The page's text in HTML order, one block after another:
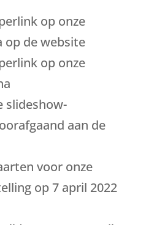
op onze
op de website
op onze
slideshow-
aan de
voor onze
op 7 april 2022